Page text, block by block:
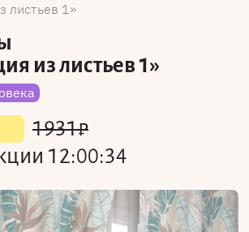
листьев 1
из листьев 1»
1931₽
12:00:34